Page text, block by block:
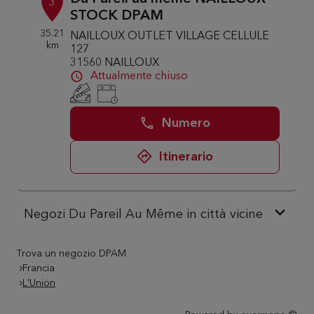
3
35.21
km
STOCK DPAM
NAILLOUX OUTLET VILLAGE CELLULE
127
31560 NAILLOUX
Attualmente chiuso
Numero
Itinerario
Negozi Du Pareil Au Même in città vicine
Trova un negozio DPAM
Francia
L'Union